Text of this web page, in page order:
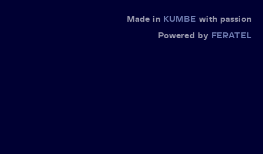
Made in KUMBE with passion
Powered by FERATEL